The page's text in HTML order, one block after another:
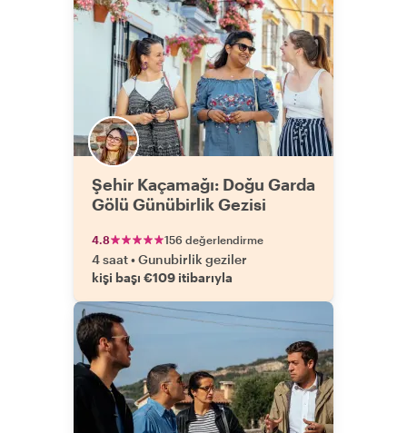
Şehir Kaçamağı: Doğu Garda
Gölü Günübirlik Gezisi
4.8 156 değerlendirme
4 saat•Gunubirlik geziler
kişi başı €109 itibarıyla